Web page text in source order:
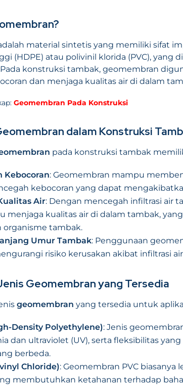
material sintetis yang memiliki sifat
(HDPE) atau polivinil klorida (PVC),
konstruksi tambak, geomembran
dan menjaga kualitas air di dalam
Geomembran Pada Konstruksi
dalam Konstruksi
pada konstruksi tambak
Kebocoran: Geomembran mampu
kebocoran yang dapat
Air: Dengan mencegah infiltrasi air
menjaga kualitas air di dalam tambak,
organisme tambak.
Umur Tambak: Penggunaan
risiko kerusakan akibat infiltrasi
Geomembran yang Tersedia
geomembran yang tersedia untuk
Density Polyethylene): Jenis
dan ultraviolet (UV), serta fleksibilitas
berbeda.
Chloride): Geomembran PVC
membutuhkan ketahanan terhadap